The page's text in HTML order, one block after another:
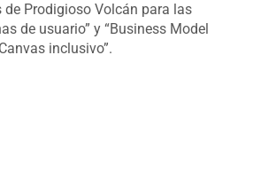
de Prodigioso Volcán para las
de usuario” y “Business Model
Canvas inclusivo”.